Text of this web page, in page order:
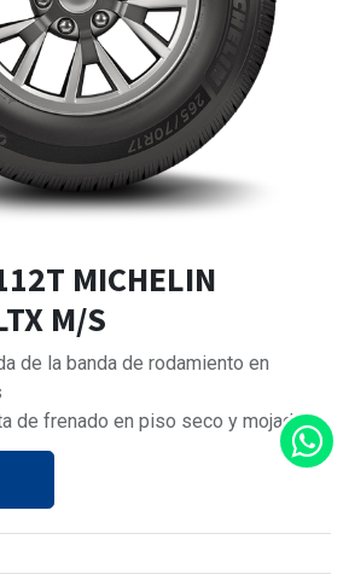
MICHELIN
M/S
de la banda de rodamiento en
de frenado en piso seco y mojado